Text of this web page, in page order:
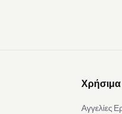
Χρήσιμα
Αγγελίες